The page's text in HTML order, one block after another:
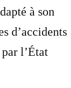
à son
d’accidents
l’État